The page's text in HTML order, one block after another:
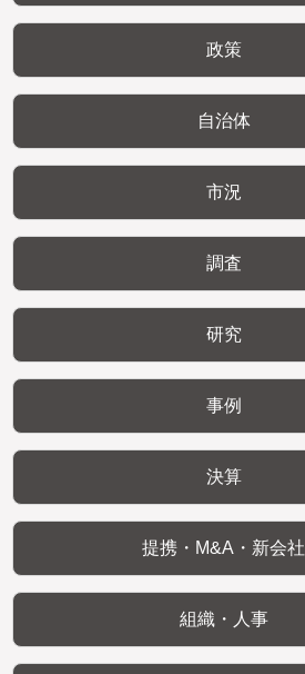
政策
自治体
市況
調査
研究
事例
決算
提携・M&A・新会社
組織・人事